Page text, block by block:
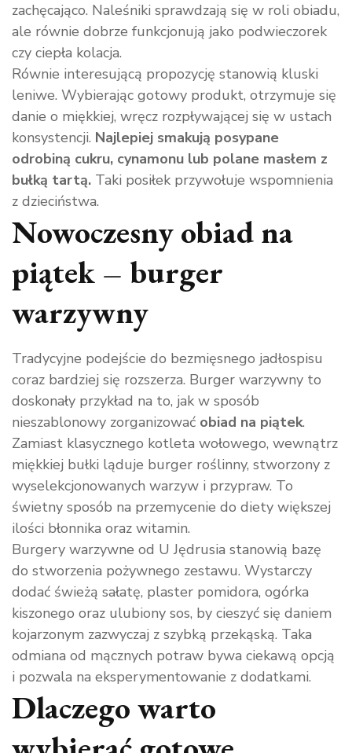
zachęcająco. Naleśniki sprawdzają się w roli obiadu,
ale równie dobrze funkcjonują jako podwieczorek
czy ciepła kolacja.
Równie interesującą propozycję stanowią kluski
leniwe. Wybierając gotowy produkt, otrzymuje się
danie o miękkiej, wręcz rozpływającej się w ustach
konsystencji. Najlepiej smakują posypane
odrobiną cukru, cynamonu lub polane masłem z
bułką tartą. Taki posiłek przywołuje wspomnienia
z dzieciństwa.
Nowoczesny obiad na
piątek – burger
warzywny
Tradycyjne podejście do bezmięsnego jadłospisu
coraz bardziej się rozszerza. Burger warzywny to
doskonały przykład na to, jak w sposób
nieszablonowy zorganizować obiad na piątek.
Zamiast klasycznego kotleta wołowego, wewnątrz
miękkiej bułki ląduje burger roślinny, stworzony z
wyselekcjonowanych warzyw i przypraw. To
świetny sposób na przemycenie do diety większej
ilości błonnika oraz witamin.
Burgery warzywne od U Jędrusia stanowią bazę
do stworzenia pożywnego zestawu. Wystarczy
dodać świeżą sałatę, plaster pomidora, ogórka
kiszonego oraz ulubiony sos, by cieszyć się daniem
kojarzonym zazwyczaj z szybką przekąską. Taka
odmiana od mącznych potraw bywa ciekawą opcją
i pozwala na eksperymentowanie z dodatkami.
Dlaczego warto